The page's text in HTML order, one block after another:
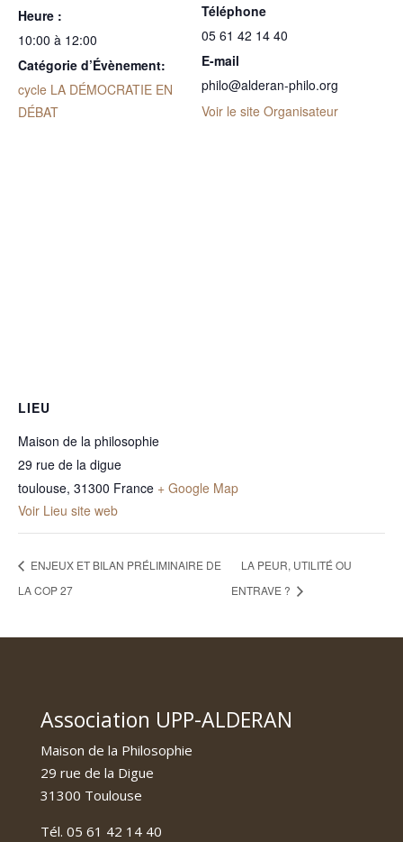
Heure :
10:00 à 12:00
Catégorie d’Évènement:
cycle LA DÉMOCRATIE EN
DÉBAT
Téléphone
05 61 42 14 40
E-mail
philo@alderan-philo.org
Voir le site Organisateur
LIEU
Maison de la philosophie
29 rue de la digue
toulouse, 31300 France + Google Map
Voir Lieu site web
ENJEUX ET BILAN PRÉLIMINAIRE DE
LA COP 27
LA PEUR, UTILITÉ OU
ENTRAVE ?
Association UPP-ALDERAN
Maison de la Philosophie
29 rue de la Digue
31300 Toulouse
Tél. 05 61 42 14 40